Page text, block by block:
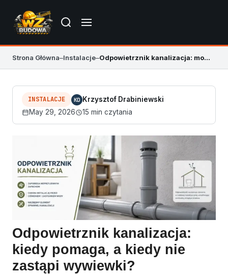
Strona Główna–Instalacje– Odpowietrznik kanalizacja: montaż i błędy
INSTALACJE KD Krzysztof Drabiniewski
May 29, 2026
15 min czytania
Odpowietrznik kanalizacja:
kiedy pomaga, a kiedy nie
zastąpi wywiewki?